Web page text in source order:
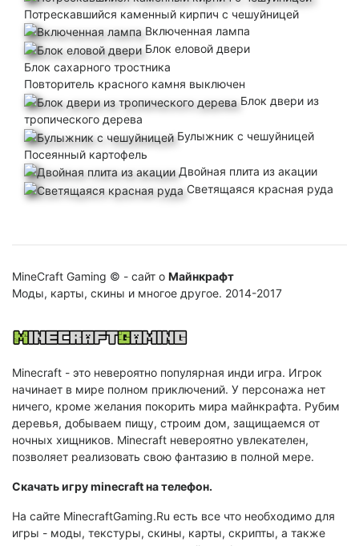
Потрескавшийся каменный кирпич с чешуйницей
Включенная лампа
Блок еловой двери
Блок сахарного тростника
Повторитель красного камня выключен
Блок двери из
тропического дерева
Булыжник с чешуйницей
Посеянный картофель
Двойная плита из акации
Светящаяся красная руда
MineCraft Gaming © - сайт о Майнкрафт
Моды, карты, скины и многое другое. 2014-2017
Minecraft - это невероятно популярная инди игра. Игрок
начинает в мире полном приключений. У персонажа нет
ничего, кроме желания покорить мира майнкрафта. Рубим
деревья, добываем пищу, строим дом, защищаемся от
ночных хищников. Minecraft невероятно увлекателен,
позволяет реализовать свою фантазию в полной мере.
Cкачать игру minecraft на телефон.
На сайте MinecraftGaming.Ru есть все что необходимо для
игры - моды, текстуры, скины, карты, скрипты, а также